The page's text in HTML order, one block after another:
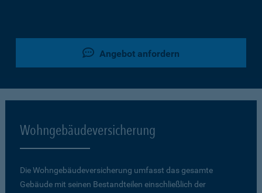
Angebot anfordern
Wohngebäudeversicherung
Die Wohngebäudeversicherung umfasst das gesamte
Gebäude mit seinen Bestandteilen einschließlich der